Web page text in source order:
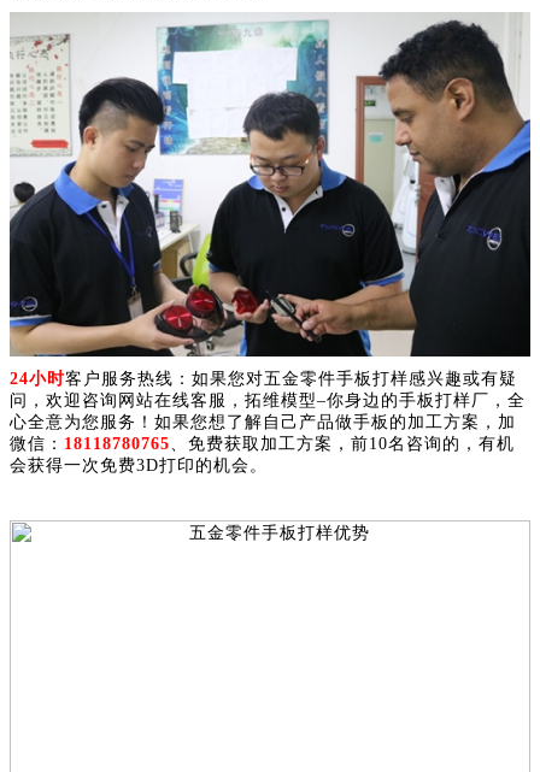
24小时客户服务热线：如果您对五金零件手板打样感兴趣或有疑
问，欢迎咨询网站在线客服，拓维模型–你身边的手板打样厂，全
心全意为您服务！如果您想了解自己产品做手板的加工方案，加
微信： 18118780765 、免费获取加工方案，前10名咨询的，有机
会获得一次免费3D打印的机会。